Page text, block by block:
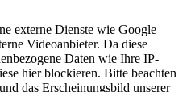
externe Dienste wie Google
Videoanbieter. Da diese
Daten wie Ihre IP-
hier blockieren. Bitte beachten
das Erscheinungsbild unserer